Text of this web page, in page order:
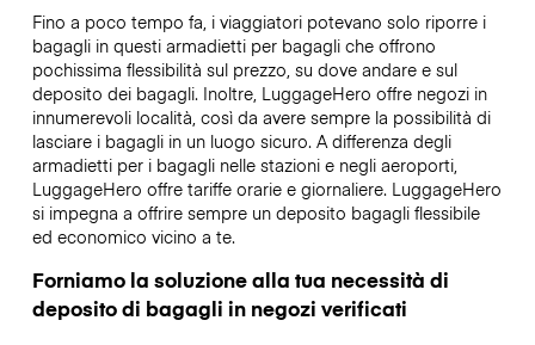
Fino a poco tempo fa, i viaggiatori potevano solo riporre i
bagagli in questi armadietti per bagagli che offrono
pochissima flessibilità sul prezzo, su dove andare e sul
deposito dei bagagli. Inoltre, LuggageHero offre negozi in
innumerevoli località, così da avere sempre la possibilità di
lasciare i bagagli in un luogo sicuro. A differenza degli
armadietti per i bagagli nelle stazioni e negli aeroporti,
LuggageHero offre tariffe orarie e giornaliere. LuggageHero
si impegna a offrire sempre un deposito bagagli flessibile
ed economico vicino a te.
Forniamo la soluzione alla tua necessità di
deposito di bagagli in negozi verificati